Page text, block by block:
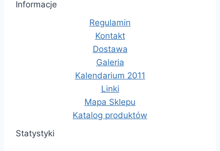
Informacje
Regulamin
Kontakt
Dostawa
Galeria
Kalendarium 2011
Linki
Mapa Sklepu
Katalog produktów
Statystyki